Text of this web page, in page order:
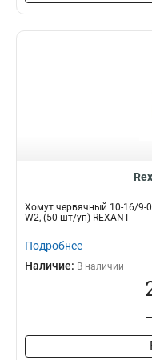
Хомут червячный 10-16/
W2, (50 шт/уп) REXANT
Подробнее
Наличие: В наличии